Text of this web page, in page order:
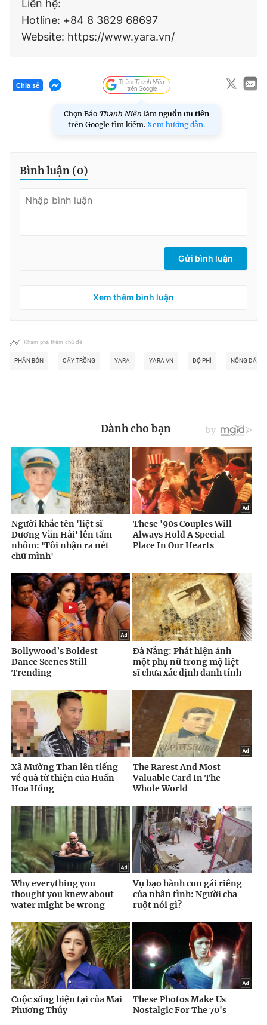
Liên hệ:
Hotline: +84 8 3829 68697
Website: https://www.yara.vn/
Chia sẻ
Chọn Báo Thanh Niên làm nguồn ưu tiên
trên Google tìm kiếm. Xem hướng dẫn.
Bình luận (0)
Gửi bình luận
Xem thêm bình luận
Khám phá thêm chủ đề
PHÂN BÓN CÂY TRỒNG YARA YARA VN ĐỘ PHÌ NÔNG DÂN